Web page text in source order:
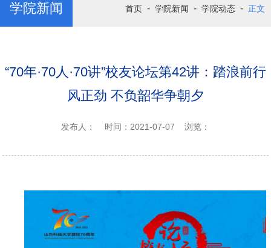
学院新闻 首页 - 学院新闻 - 学院动态 - 正文
“70年·70人·70讲”校友论坛第42讲：踏浪前行
风正劲 不负韶华争朝夕
发布人： 时间：2021-07-07 浏览：